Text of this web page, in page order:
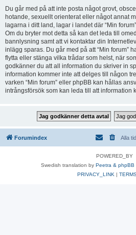
Du går med på att inte posta något grovt,
hotande, sexuellt orienterat eller något annat
lagarna i ditt land, lagar i landet där “Min
Om du bryter mot detta så kan det leda till
bannlysning samt att vi kontaktar din
inlägg sparas. Du går med på att “Min forum”
flytta eller stänga vilka trådar som helst, när
godkänner du att all information du skriver in
information kommer inte att delges till någon
varken “Min forum” eller phpBB kan hållas
intrångsförsök som kan leda till att information
Forumindex Alla
POWERED_BY
Swedish translation by Peetra & phpBB
PRIVACY_LINK |